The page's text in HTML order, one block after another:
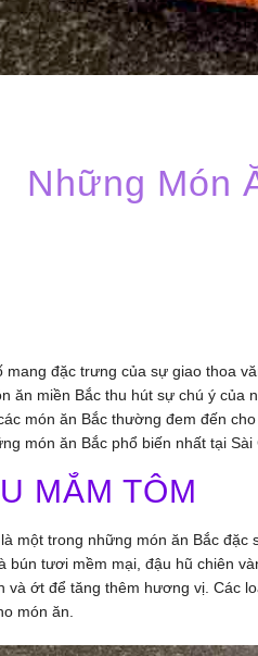
Những Món
mang đặc trưng của sự giao thoa
ăn miền Bắc thu hút sự chú ý
món ăn Bắc thường đem đến
món ăn Bắc phổ biến nhất tại
MẮM TÔM
một trong những món ăn Bắc
bún tươi mềm mại, đậu hũ chiên
và ớt để tăng thêm hương vị. Các
món ăn.